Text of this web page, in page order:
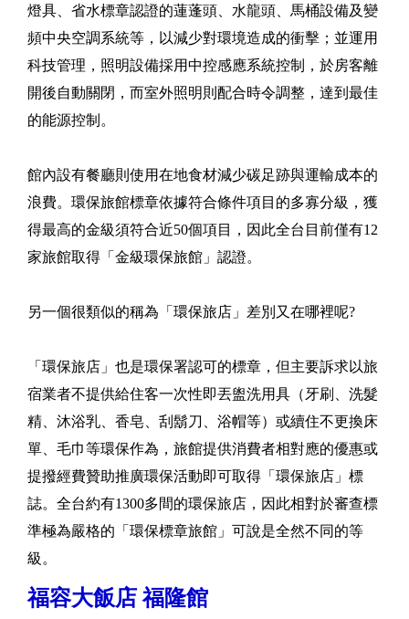
燈具、省水標章認證的蓮蓬頭、水龍頭、馬桶設備及變
頻中央空調系統等，以減少對環境造成的衝擊；並運用
科技管理，照明設備採用中控感應系統控制，於房客離
開後自動關閉，而室外照明則配合時令調整，達到最佳
的能源控制。
館內設有餐廳則使用在地食材減少碳足跡與運輸成本的
浪費。環保旅館標章依據符合條件項目的多寡分級，獲
得最高的金級須符合近50個項目，因此全台目前僅有12
家旅館取得「金級環保旅館」認證。
另一個很類似的稱為「環保旅店」差別又在哪裡呢?
「環保旅店」也是環保署認可的標章，但主要訴求以旅
宿業者不提供給住客一次性即丟盥洗用具（牙刷、洗髮
精、沐浴乳、香皂、刮鬍刀、浴帽等）或續住不更換床
單、毛巾等環保作為，旅館提供消費者相對應的優惠或
提撥經費贊助推廣環保活動即可取得「環保旅店」標
誌。全台約有1300多間的環保旅店，因此相對於審查標
準極為嚴格的「環保標章旅館」可說是全然不同的等
級。
福容大飯店 福隆館